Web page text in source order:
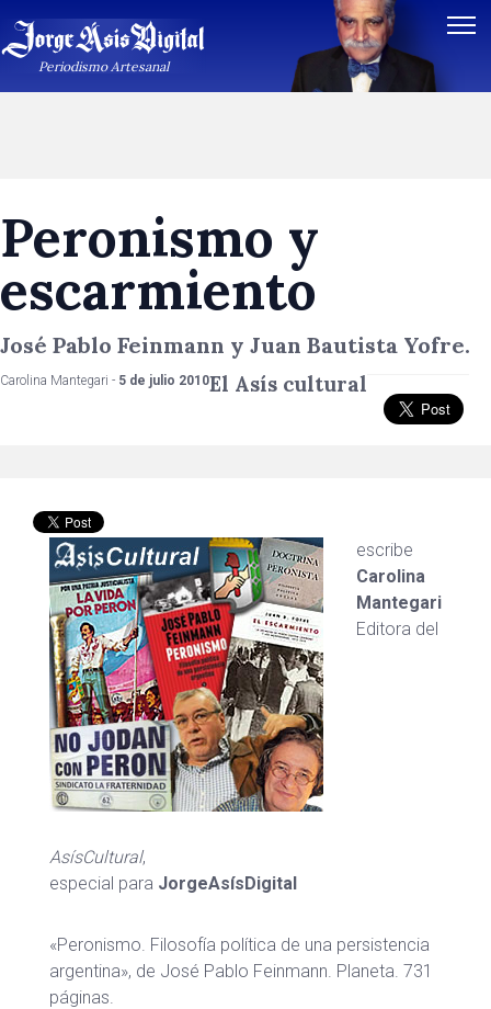
Periodismo Artesanal
Peronismo y
escarmiento
José Pablo Feinmann y Juan Bautista Yofre.
Carolina Mantegari - 5 de julio 2010El Asís cultural
escribe
Carolina
Mantegari
Editora del
AsísCultural,
especial para JorgeAsísDigital
«Peronismo. Filosofía política de una persistencia
argentina», de José Pablo Feinmann. Planeta. 731
páginas.